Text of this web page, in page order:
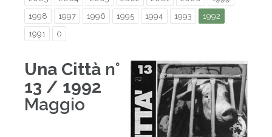
1998
1997 1996 1995 1994 1993
1992
1991
0
Una Città n°
13 / 1992
Maggio